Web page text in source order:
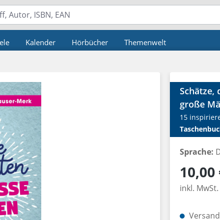
Kalender Hörbücher Themenwelt
Schätze,
große
15
Sprache:
Regulärer
10,00
inkl. MwSt.